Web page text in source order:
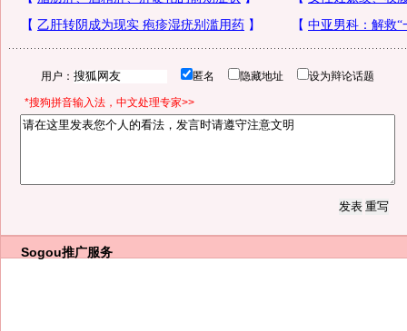
用户： 匿名 隐藏地址 设为辩论话题
*搜狗拼音输入法，中文处理专家>>
Sogou推广服务